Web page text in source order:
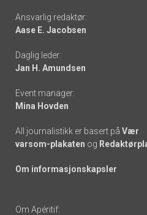
Footer
-
links
Ansvarlig redaktør:
Aase E. Jacobsen
Daglig leder:
Jan H. Amundsen
Event manager:
Mina Hovden
All journalistikk er basert på Vær
varsom-plakaten og
Om informasjonskapsler
Om Apéritif: